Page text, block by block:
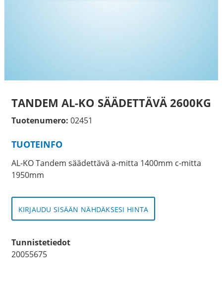
TANDEM AL-KO SÄÄDETTÄVÄ 2600KG
Tuotenumero: 02451
TUOTEINFO
AL-KO Tandem säädettävä a-mitta 1400mm c-mitta
1950mm
KIRJAUDU SISÄÄN NÄHDÄKSESI HINTA
Tunnistetiedot
20055675